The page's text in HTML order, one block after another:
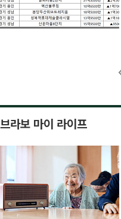
브라보 마이 라이프